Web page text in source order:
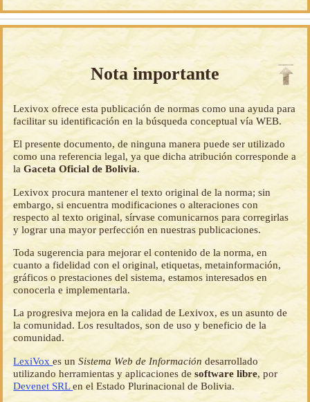
Nota importante
Lexivox ofrece esta publicación de normas como una ayuda para
facilitar su identificación en la búsqueda conceptual vía WEB.
El presente documento, de ninguna manera puede ser utilizado
como una referencia legal, ya que dicha atribución corresponde a
laGaceta Oficial de Bolivia.
Lexivox procura mantener el texto original de la norma; sin
embargo, si encuentra modificaciones o alteraciones con
respecto al texto original, sírvase comunicarnos para corregirlas
y lograr una mayor perfección en nuestras publicaciones.
Toda sugerencia para mejorar el contenido de la norma, en
cuanto a fidelidad con el original, etiquetas, metainformación,
gráficos o prestaciones del sistema, estamos interesados en
conocerla e implementarla.
La progresiva mejora en la calidad de Lexivox, es un asunto de
la comunidad. Los resultados, son de uso y beneficio de la
comunidad.
LexiVoxes unSistema Web de Información desarrollado
utilizando herramientas y aplicaciones desoftware libre, por
Devenet SRLen el Estado Plurinacional de Bolivia.